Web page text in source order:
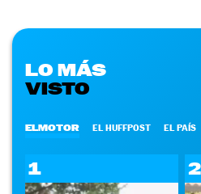
LO MÁS
VISTO
ELMOTOR EL HUFFPOST EL PAÍS
1 2